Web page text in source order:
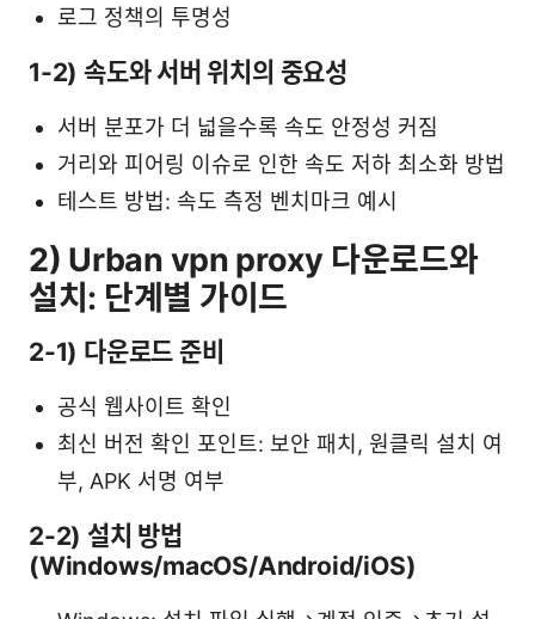
로그 정책의 투명성
1-2) 속도와 서버 위치의 중요성
서버 분포가 더 넓을수록 속도 안정성 커짐
거리와 피어링 이슈로 인한 속도 저하 최소화 방법
테스트 방법: 속도 측정 벤치마크 예시
2) Urban vpn proxy 다운로드와
설치: 단계별 가이드
2-1) 다운로드 준비
공식 웹사이트 확인
최신 버전 확인 포인트: 보안 패치, 원클릭 설치 여
부, APK 서명 여부
2-2) 설치 방법
(Windows/macOS/Android/iOS)